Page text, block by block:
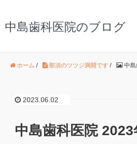
中島歯科医院のブログ
ホーム / 那須のツツジ満開です / 中
2023.06.02
中島歯科医院